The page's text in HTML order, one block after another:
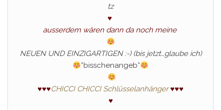
tz
♥
ausserdem wären dann da noch meine
NEUEN UND EINZIGARTIGEN :-) (bis jetzt…glaube ich)
*bisschenangeb*
♥♥♥CHICCI CHICCI Schlüsselanhänger ♥♥♥
♥